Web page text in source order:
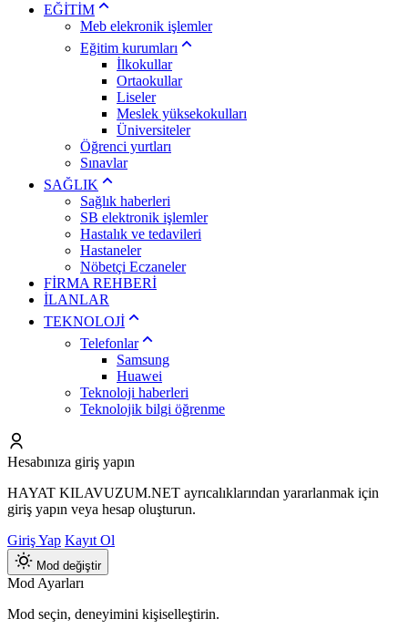
EĞİTİM
Meb elekronik işlemler
Eğitim kurumları
İlkokullar
Ortaokullar
Liseler
Meslek yüksekokulları
Üniversiteler
Öğrenci yurtları
Sınavlar
SAĞLIK
Sağlık haberleri
SB elektronik işlemler
Hastalık ve tedavileri
Hastaneler
Nöbetçi Eczaneler
FİRMA REHBERİ
İLANLAR
TEKNOLOJİ
Telefonlar
Samsung
Huawei
Teknoloji haberleri
Teknolojik bilgi öğrenme
Hesabınıza giriş yapın
HAYAT KILAVUZUM.NET ayrıcalıklarından yararlanmak için
giriş yapın veya hesap oluşturun.
Giriş Yap Kayıt Ol
Mod değiştir
Mod Ayarları
Mod seçin, deneyimini kişiselleştirin.